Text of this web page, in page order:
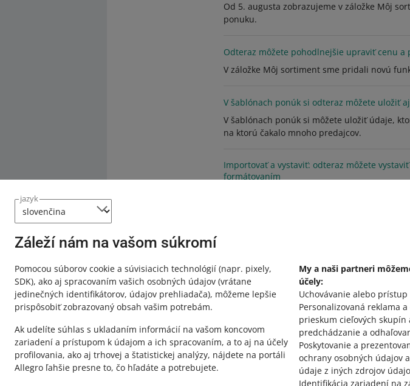
jazyk
Záleží nám na vašom súkromí
Pomocou súborov cookie a súvisiacich technológií (napr. pixely,
SDK), ako aj spracovaním vašich osobných údajov (vrátane
jedinečných identifikátorov, údajov prehliadača), môžeme lepšie
prispôsobiť zobrazovaný obsah vašim potrebám.
Ak udelíte súhlas s ukladaním informácií na vašom koncovom
zariadení a prístupom k údajom a ich spracovaním, a to aj na účely
profilovania, ako aj trhovej a štatistickej analýzy, nájdete na portáli
Allegro ľahšie presne to, čo hľadáte a potrebujete.
My a naši partneri
účely:
Uchovávanie alebo
Personalizovaná reklama
prieskum cieľových skupín
predchádzanie a
Poskytovanie a
ochrany osobných údajov
údaje z iných zdrojov
Identifikácia zariadení na
Od 5. augusta zobrazujeme v záložke Môj
ponuku.
Odteraz môžete pohodlnejšie upraviť cenu a
V záložke Môj sortiment sme pridali novú
V šablónach ponúk si odteraz môžete uložiť
V šablónach ponúk si môžete uložiť údaje,
na ktorú čakalo mnoho predajcov.
Importovať a vystaviť: odteraz môžete
formátovaním